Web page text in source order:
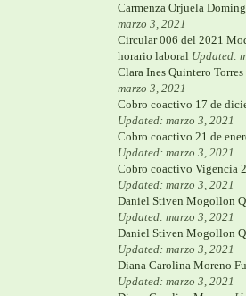
Carmenza Orjuela
marzo 3, 2021
Circular 006 del 2021
horario laboral Updated:
Clara Ines Quintero Torres
marzo 3, 2021
Cobro coactivo 17 de
Updated: marzo 3, 2021
Cobro coactivo 21 de
Updated: marzo 3, 2021
Cobro coactivo Vigencia
Updated: marzo 3, 2021
Daniel Stiven Mogollon
Updated: marzo 3, 2021
Daniel Stiven Mogollon
Updated: marzo 3, 2021
Diana Carolina Moreno
Updated: marzo 3, 2021